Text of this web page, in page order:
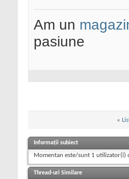
Am un
pasiune
«
Informații subiect
Momentan este/sunt 1 utilizator(i)
Thread-uri Similare